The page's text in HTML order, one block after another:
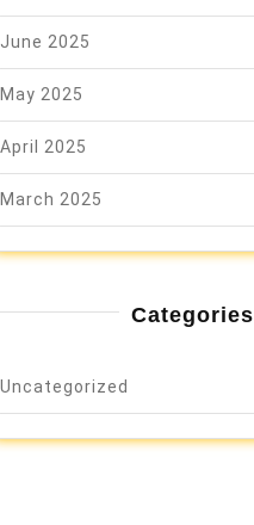
June 2025
May 2025
April 2025
March 2025
Categories
Uncategorized